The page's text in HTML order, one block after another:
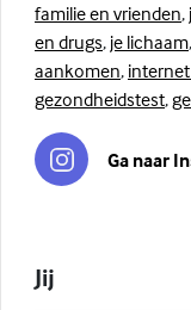
familie en vrienden,
en drugs, je lichaam,
aankomen,
gezondheidstest,
Ga naar
Jij